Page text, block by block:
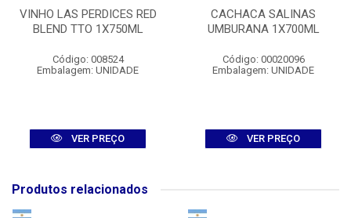
VINHO LAS PERDICES RED
BLEND TTO 1X750ML
Código: 008524
Embalagem: UNIDADE
VER PREÇO
CACHACA SALINAS
UMBURANA 1X700ML
Código: 00020096
Embalagem: UNIDADE
VER PREÇO
Produtos relacionados